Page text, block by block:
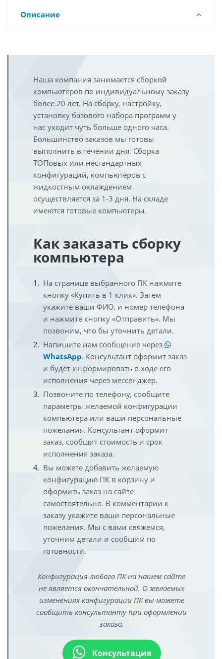
Описание
Наша компания занимается сборкой
компьютеров по индивидуальному заказу
более 20 лет. На сборку, настройку,
установку базового набора программ у
нас уходит чуть больше одного часа.
Большинство заказов мы готовы
выполнить в течении дня. Сборка
ТОПовых или нестандартных
конфигураций, компьютеров с
жидкостным охлаждением
осуществляется за 1-3 дня. На складе
имеются готовые компьютеры.
Как заказать сборку
компьютера
На странице выбранного ПК нажмите
кнопку «Купить в 1 клик». Затем
укажите ваши ФИО, и номер телефона
и нажмите кнопку «Отправить». Мы
позвоним, что бы уточнить детали.
Напишите нам сообщение через
WhatsApp. Консультант оформит заказ
и будет информировать о ходе его
исполнения через мессенджер.
Позвоните по телефону, сообщите
параметры желаемой конфигурации
компьютера или ваши персональные
пожелания. Консультант оформит
заказ, сообщит стоимость и срок
исполнения заказа.
Вы можете добавить желаемую
конфигурацию ПК в корзину и
оформить заказ на сайте
самостоятельно. В комментарии к
заказу укажите ваши персональные
пожелания. Мы с вами свяжемся,
уточним детали и сообщим по
готовности.
Конфигурация любого ПК на нашем сайте
не является окончательной. О желаемых
изменениях конфигурации ПК вы можете
сообщить консультанту при оформлении
заказа.
Консультация